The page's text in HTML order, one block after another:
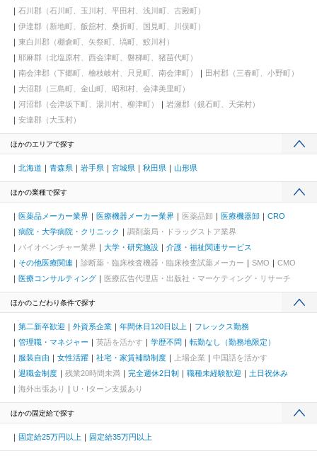
石川郡（石川町、玉川村、平田村、浅川町、古殿町）
伊達郡（新地町、飯舘村、桑折町、国見町、川俣町）
東白川郡（棚倉町、矢祭町、塙町、鮫川村）
耶麻郡（北塩原村、西会津町、磐梯町、猪苗代町）
南会津郡（下郷町、檜枝岐村、只見町、南会津町）
田村郡（三春町、小野町）
大沼郡（三島町、金山町、昭和村、会津美里町）
河沼郡（会津坂下町、湯川村、柳津町）
岩瀬郡（鏡石町、天栄村）
安達郡（大玉村）
ほかのエリアで探す
北海道 青森県 岩手県 宮城県 秋田県 山形県
ほかの業種で探す
医薬品メーカー業界 医療機器メーカー業界 医薬品卸 医療機器卸
CRO
病院・大学病院・クリニック
調剤薬局・ドラッグストア業界
バイオベンチャー業界
大学・研究施設
介護・福祉関連サービス
その他医療関連
診断薬・臨床検査機器・臨床検査試薬メーカー SMO
CMO
医療コンサルティング
医療広告代理店・出版社・マーケティング・リサーチ
ほかのこだわり条件で探す
第二新卒歓迎 外資系企業 年間休日120日以上
フレックス勤務
管理職・マネジャー
英語を活かす 学歴不問
転勤なし（勤務地限定）
服装自由
女性活躍 社宅・家賃補助制度 上場企業
中国語を活かす
退職金制度
残業20時間未満 完全週休2日制 職種未経験歓迎
土日祝休み
海外出張あり
U・Iターン支援あり
ほかの固定給で探す
固定給25万円以上 固定給35万円以上